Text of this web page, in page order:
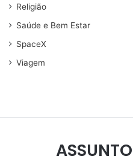
Religião
Saúde e Bem Estar
SpaceX
Viagem